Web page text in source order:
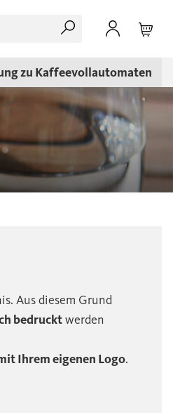
zu Kaffeevollautomaten
Aus diesem Grund
bedrucktwerden
Ihrem eigenen Logo.